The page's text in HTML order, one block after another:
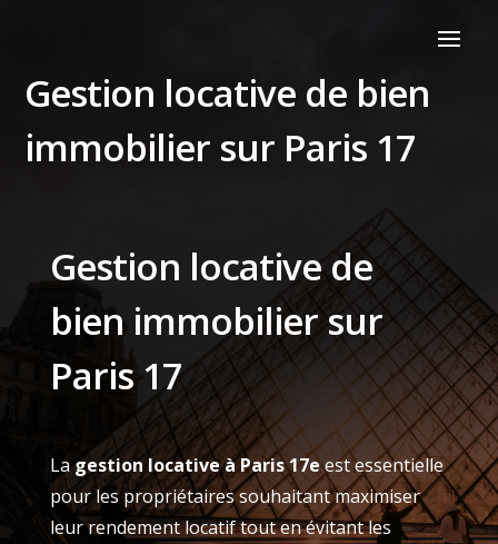
Gestion locative de bien
immobilier sur Paris 17
Gestion locative de
bien immobilier sur
Paris 17
Lagestion locative à Paris 17eest essentielle
pour les propriétaires souhaitant maximiser
leur rendement locatif tout en évitant les